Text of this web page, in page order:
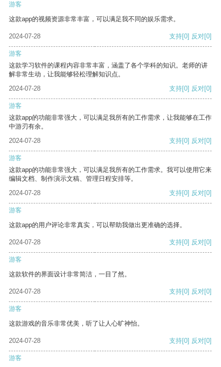
游客
这款app的视频资源非常丰富，可以满足我不同的娱乐需求。
2024-07-28 支持[0] 反对[0]
游客
这款学习软件的课程内容非常丰富，涵盖了各个学科的知识。老师的讲
解非常生动，让我能够轻松理解知识点。
2024-07-28
支持[0] 反对[0]
游客
这款app的功能非常强大，可以满足我所有的工作需求，让我能够在工作
中游刃有余。
2024-07-28
支持[0] 反对[0]
游客
这款app的功能非常强大，可以满足我所有的工作需求。我可以使用它来
编辑文档、制作演示文稿、管理日程安排等。
2024-07-28
支持[0] 反对[0]
游客
这款app的用户评论非常真实，可以帮助我做出更准确的选择。
2024-07-28 支持[0] 反对[0]
游客
这款软件的界面设计非常简洁，一目了然。
2024-07-28 支持[0] 反对[0]
游客
这款游戏的音乐非常优美，听了让人心旷神怡。
2024-07-28 支持[0] 反对[0]
游客